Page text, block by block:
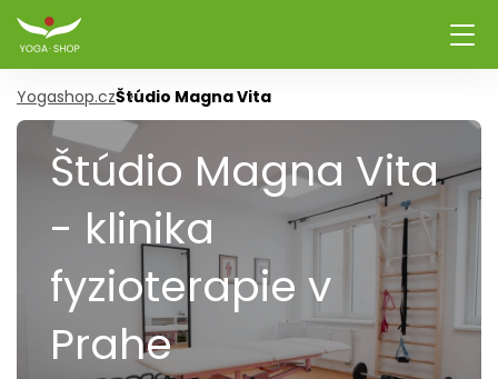
Yogashop.czŠtúdio Magna Vita
Štúdio Magna Vita
- klinika
fyzioterapie v
Prahe